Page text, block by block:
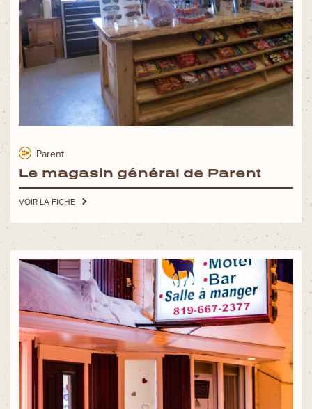
Parent
Le magasin général de Parent
VOIR LA FICHE